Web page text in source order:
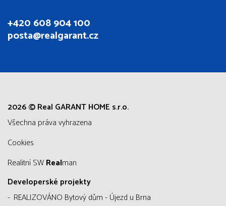
+420 608 904 100
posta@realgarant.cz
2026 © Real GARANT HOME s.r.o.
všechna práva vyhrazena
Cookies
Realitní SWRealman
Developerské projekty
REALIZOVÁNO Bytový dům - Újezd u Brna